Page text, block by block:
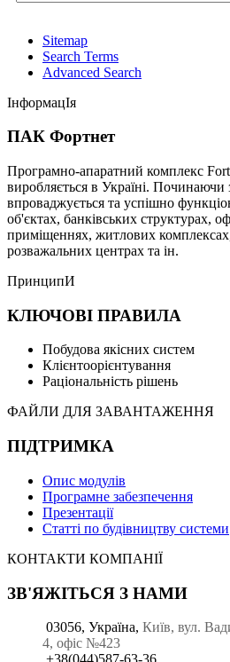
Sitemap
Search Terms
Advanced Search
ІнформацІя
ПАК Фортнет
Програмно-апаратний комплекс
виробляється в Україні. Починаючи
впроваджується та успішно
об'єктах, банківських структурах,
приміщеннях, житлових
розважальних центрах та ін.
ПринципИ
КЛЮЧОВІ ПРАВИЛА
Побудова якісних систем
Клієнтоорієнтування
Раціональність рішень
ФАЙЛИ ДЛЯ ЗАВАНТАЖЕННЯ
ПІДТРИМКА
Опис модулів
Програмне забезпечення
Презентації
Статті по будівництву системи
КОНТАКТИ КОМПАНІЇ
ЗВ'ЯЖІТЬСЯ З НАМИ
03056, Україна, Київ, вул.
4, офіс №423